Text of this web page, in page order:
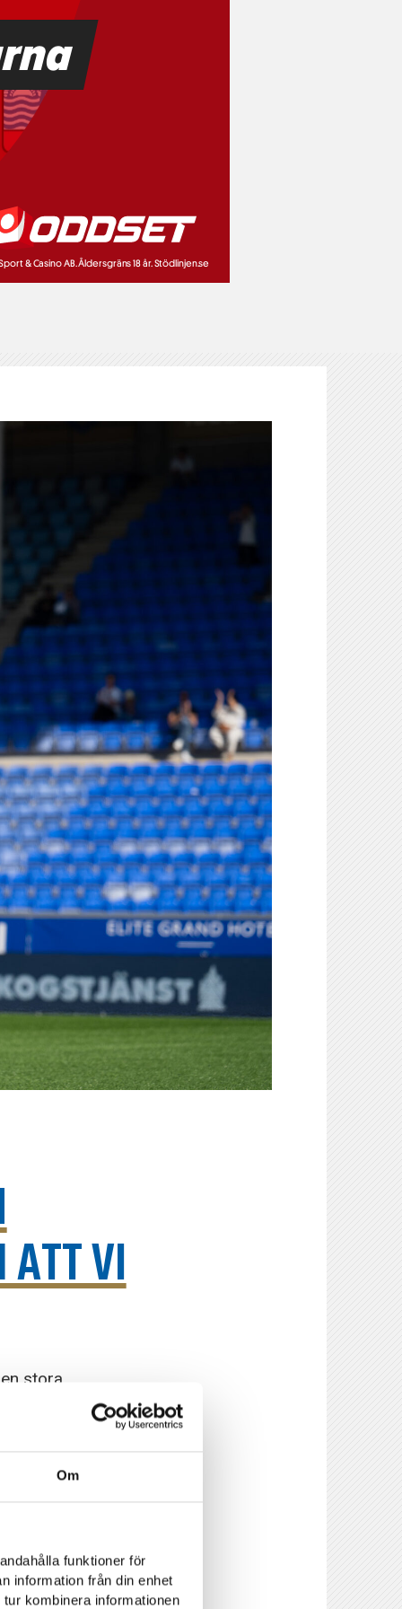
Om
funktioner för
information från din enhet
kombinera informationen
ATT VI
stora
“Vi gör
jobb men så är
år kräver hårt